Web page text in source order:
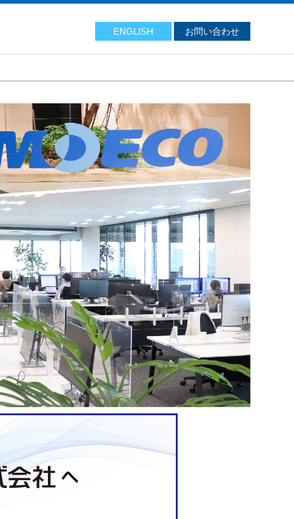
ENGLISH お問い合わせ